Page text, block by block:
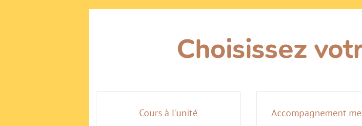
Choisissez
Cours à l'unité Accompagnement